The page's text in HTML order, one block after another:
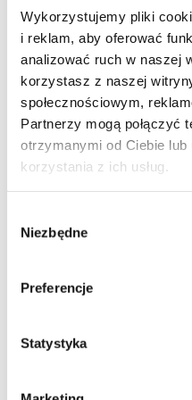
Wykorzystujemy pliki
i reklam, aby oferować
analizować ruch w naszej
korzystasz z naszej
społecznościowym,
Partnerzy mogą połączyć
otrzymanymi od Ciebie
korzystania z ich usług.
zgody
Niezbędne
Preferencje
Statystyka
Montážne rámčeky
prepínače pre kartu
Termostaty,
Multimediálne
zásuvky
mechanizmy +
Produkty stiahnuté
Simon 82
Rámčeky Simon
rámčekom)
Spínače a tlačidlá
s tiahlom, otočný)
schodov, chodieb a
Simon 54
Rámčeky Simon